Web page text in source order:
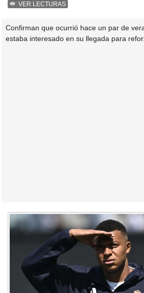
VER LECTURAS
Confirman que ocurrió hace un par de
estaba interesado en su llegada para